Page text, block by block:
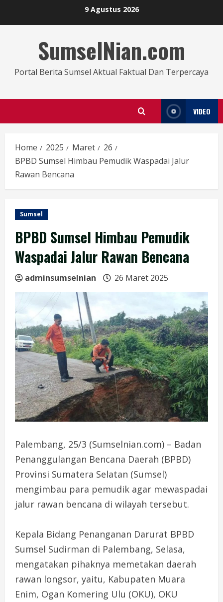
9 Agustus 2026
SumselNian.com
Portal Berita Sumsel Aktual Faktual Dan Terpercaya
VIDEO
Home 2025 Maret
26
BPBD Sumsel Himbau Pemudik Waspadai Jalur
Rawan Bencana
Sumsel
BPBD Sumsel Himbau Pemudik
Waspadai Jalur Rawan Bencana
adminsumselnian 26 Maret 2025
Palembang, 25/3 (Sumselnian.com) – Badan
Penanggulangan Bencana Daerah (BPBD)
Provinsi Sumatera Selatan (Sumsel)
mengimbau para pemudik agar mewaspadai
jalur rawan bencana di wilayah tersebut.
Kepala Bidang Penanganan Darurat BPBD
Sumsel Sudirman di Palembang, Selasa,
mengatakan pihaknya memetakan daerah
rawan longsor, yaitu, Kabupaten Muara
Enim, Ogan Komering Ulu (OKU), OKU